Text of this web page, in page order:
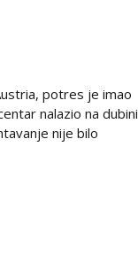
potres je imao
nalazio na dubini
nije bilo